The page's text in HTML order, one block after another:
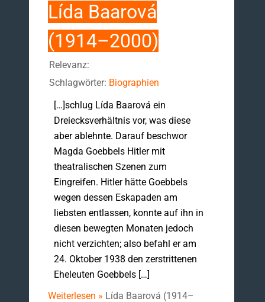
Lída Baarová
(1914–2000)
Relevanz:
Schlagwörter: Biographien
[…]schlug Lída Baarová ein
Dreiecksverhältnis vor, was diese
aber ablehnte. Darauf beschwor
Magda Goebbels Hitler mit
theatralischen Szenen zum
Eingreifen. Hitler hätte Goebbels
wegen dessen Eskapaden am
liebsten entlassen, konnte auf ihn in
diesen bewegten Monaten jedoch
nicht verzichten; also befahl er am
24. Oktober 1938 den zerstrittenen
Eheleuten Goebbels […]
Weiterlesen » Lída Baarová (1914–